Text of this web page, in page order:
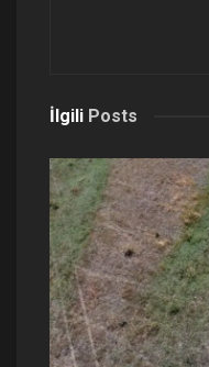
İlgili Posts